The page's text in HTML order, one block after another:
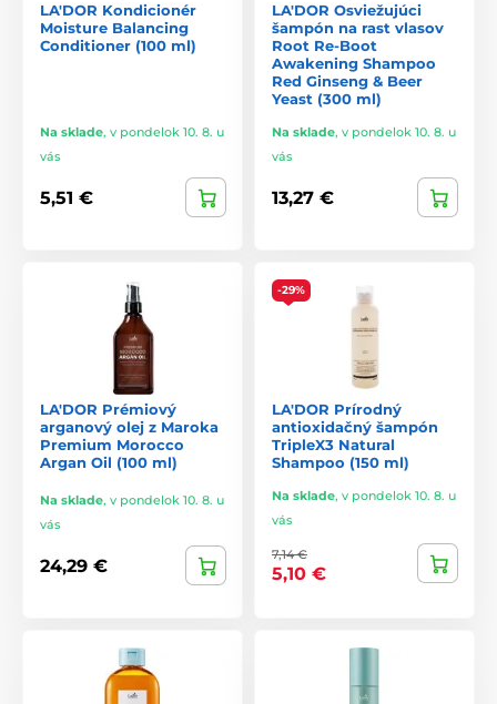
LA'DOR Kondicionér
Moisture Balancing
Conditioner (100 ml)
Na sklade, v pondelok 10. 8. u
vás
5,51 €
LA'DOR Osviežujúci
šampón na rast vlasov
Root Re-Boot
Awakening Shampoo
Red Ginseng & Beer
Yeast (300 ml)
Na sklade, v pondelok 10. 8. u
vás
13,27 €
LA'DOR Prémiový
arganový olej z Maroka
Premium Morocco
Argan Oil (100 ml)
Na sklade, v pondelok 10. 8. u
vás
24,29 €
-29%
LA'DOR Prírodný
antioxidačný šampón
TripleX3 Natural
Shampoo (150 ml)
Na sklade, v pondelok 10. 8. u
vás
7,14 €
5,10 €